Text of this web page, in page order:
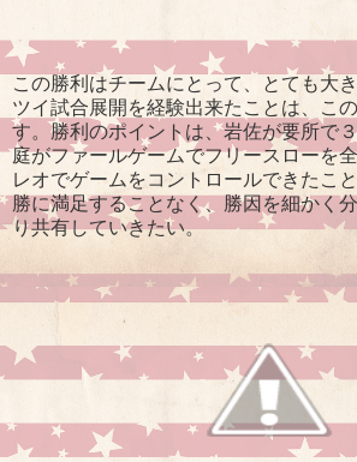
この勝利はチームにとって、とても大
ツイ試合展開を経験出来たことは、こ
す。勝利のポイントは、岩佐が要所で
庭がファールゲームでフリースローを
レオでゲームをコントロールできたこ
勝に満足することなく、勝因を細かく
り共有していきたい。